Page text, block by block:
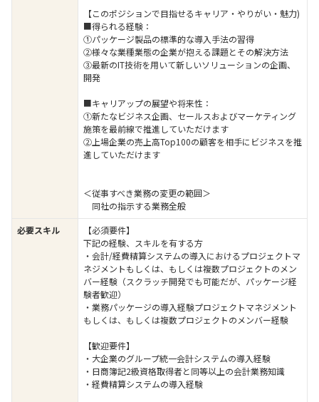
【このポジションで目指せるキャリア・やりがい・魅力)
■得られる経験：
①パッケージ製品の標準的な導入手法の習得
②様々な業種業態の企業が抱える課題とその解決方法
③最新のIT技術を用いて新しいソリューションの企画、
開発
■キャリアップの展望や将来性：
①新たなビジネス企画、セールスおよびマーケティング
施策を最前線で推進していただけます
②上場企業の売上高Top100の顧客を相手にビジネスを推
進していただけます
＜従事すべき業務の変更の範囲＞
同社の指示する業務全般
必要スキル
【必須要件】
下記の経験、スキルを有する方
・会計/経費精算システムの導入におけるプロジェクトマ
ネジメントもしくは、もしくは複数プロジェクトのメン
バー経験（スクラッチ開発でも可能だが、パッケージ経
験者歓迎）
・業務パッケージの導入経験プロジェクトマネジメント
もしくは、もしくは複数プロジェクトのメンバー経験
【歓迎要件】
・大企業のグループ統一会計システムの導入経験
・日商簿記2級資格取得者と同等以上の会計業務知識
・経費精算システムの導入経験